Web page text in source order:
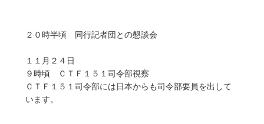
２０時半頃 同行記者団との懇談会
１１月２４日
９時頃 ＣＴＦ１５１司令部視察
ＣＴＦ１５１司令部には日本からも司令部要員を出して
います。